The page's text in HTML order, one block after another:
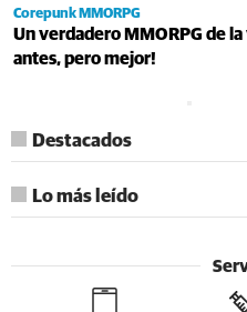
Corepunk MMORPG
Un verdadero MMORPG de la
antes, pero mejor!
Destacados
Lo más leído